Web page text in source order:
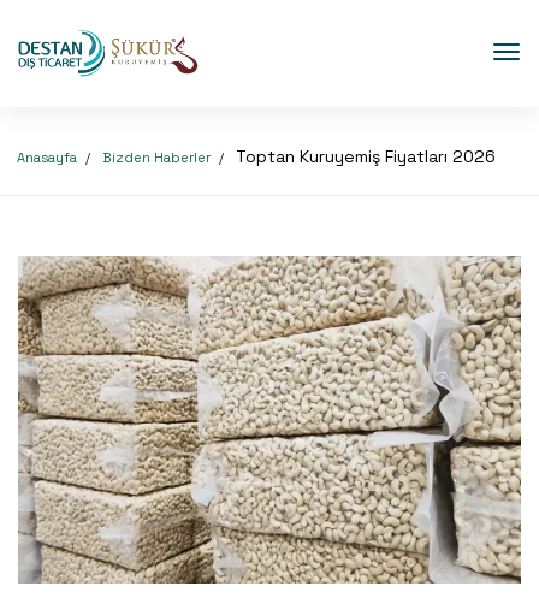
Anasayfa Bizden Haberler Toptan Kuruyemiş Fiyatları 2026